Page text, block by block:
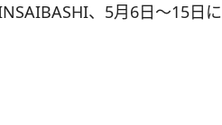
、5月6日～15日に